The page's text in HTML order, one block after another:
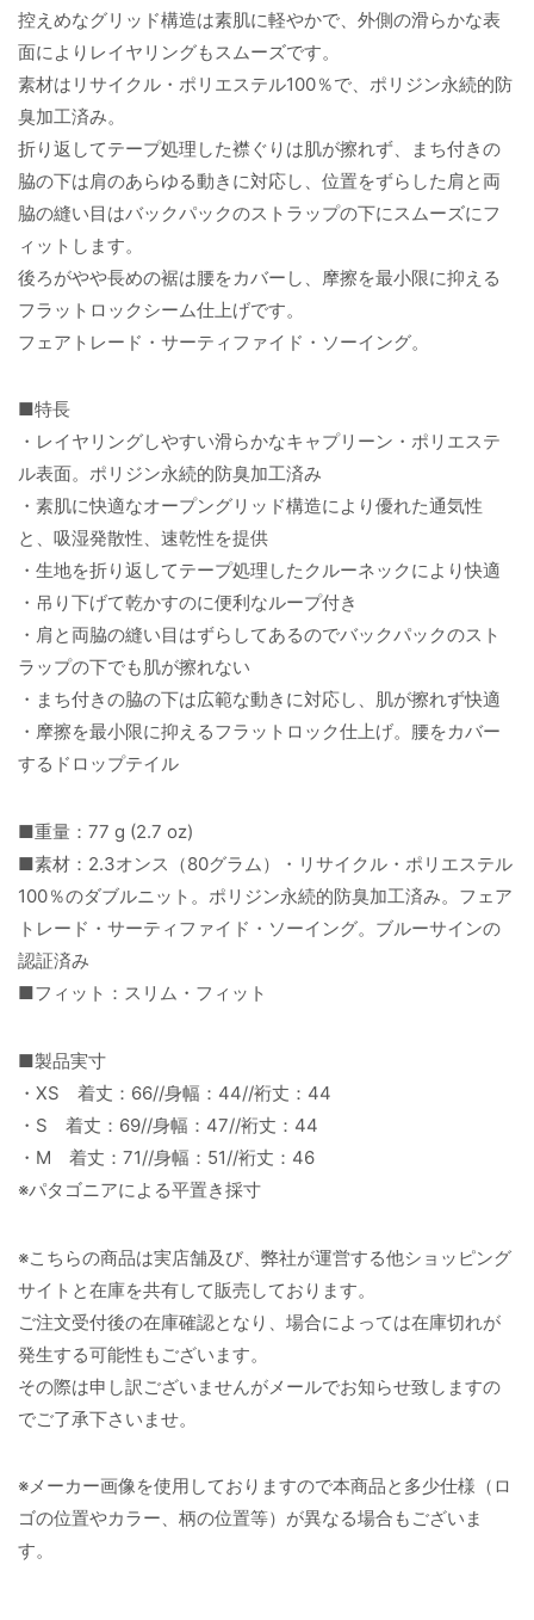
控えめなグリッド構造は素肌に軽やかで、外側の滑らかな表
面によりレイヤリングもスムーズです。
素材はリサイクル・ポリエステル100％で、ポリジン永続的防
臭加工済み。
折り返してテープ処理した襟ぐりは肌が擦れず、まち付きの
脇の下は肩のあらゆる動きに対応し、位置をずらした肩と両
脇の縫い目はバックパックのストラップの下にスムーズにフ
ィットします。
後ろがやや長めの裾は腰をカバーし、摩擦を最小限に抑える
フラットロックシーム仕上げです。
フェアトレード・サーティファイド・ソーイング。
■特長
・レイヤリングしやすい滑らかなキャプリーン・ポリエステ
ル表面。ポリジン永続的防臭加工済み
・素肌に快適なオープングリッド構造により優れた通気性
と、吸湿発散性、速乾性を提供
・生地を折り返してテープ処理したクルーネックにより快適
・吊り下げて乾かすのに便利なループ付き
・肩と両脇の縫い目はずらしてあるのでバックパックのスト
ラップの下でも肌が擦れない
・まち付きの脇の下は広範な動きに対応し、肌が擦れず快適
・摩擦を最小限に抑えるフラットロック仕上げ。腰をカバー
するドロップテイル
■重量：77 g (2.7 oz)
■素材：2.3オンス（80グラム）・リサイクル・ポリエステル
100％のダブルニット。ポリジン永続的防臭加工済み。フェア
トレード・サーティファイド・ソーイング。ブルーサインの
認証済み
■フィット：スリム・フィット
■製品実寸
・XS 着丈：66//身幅：44//裄丈：44
・S 着丈：69//身幅：47//裄丈：44
・M 着丈：71//身幅：51//裄丈：46
※パタゴニアによる平置き採寸
※こちらの商品は実店舗及び、弊社が運営する他ショッピング
サイトと在庫を共有して販売しております。
ご注文受付後の在庫確認となり、場合によっては在庫切れが
発生する可能性もございます。
その際は申し訳ございませんがメールでお知らせ致しますの
でご了承下さいませ。
※メーカー画像を使用しておりますので本商品と多少仕様（ロ
ゴの位置やカラー、柄の位置等）が異なる場合もございま
す。